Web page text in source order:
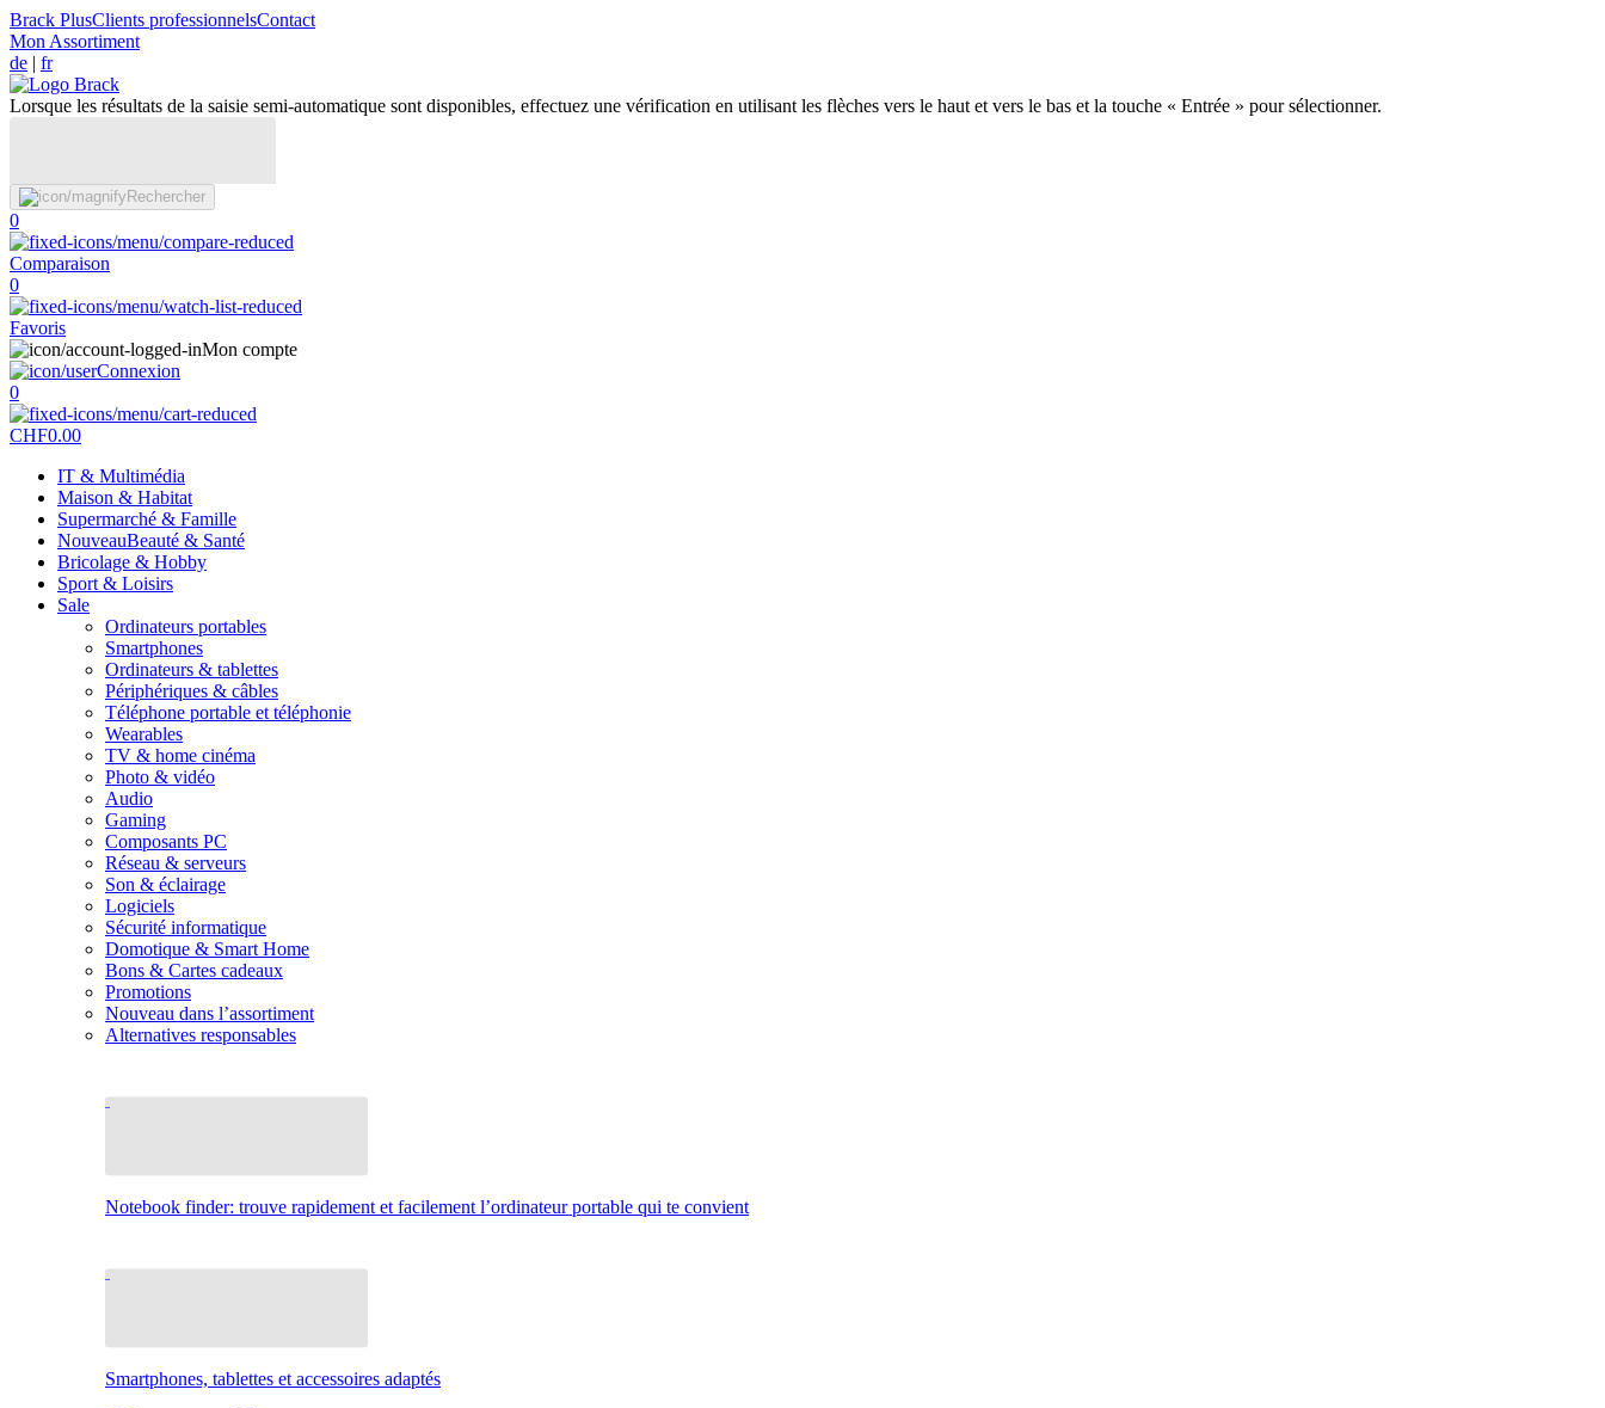
Brack PlusClients professionnelsContact
Mon Assortiment
de | fr
Lorsque les résultats de la saisie semi-automatique sont disponibles, effectuez une vérification en utilisant les flèches vers le haut et vers le bas et la touche « Entrée » pour sélectionner.
Rechercher
0
Comparaison
0
Favoris
Mon compte
Connexion
0
CHF0.00
IT & Multimédia
Maison & Habitat
Supermarché & Famille
NouveauBeauté & Santé
Bricolage & Hobby
Sport & Loisirs
Sale
Ordinateurs portables
Smartphones
Ordinateurs & tablettes
Périphériques & câbles
Téléphone portable et téléphonie
Wearables
TV & home cinéma
Photo & vidéo
Audio
Gaming
Composants PC
Réseau & serveurs
Son & éclairage
Logiciels
Sécurité informatique
Domotique & Smart Home
Bons & Cartes cadeaux
Promotions
Nouveau dans l’assortiment
Alternatives responsables
Notebook finder: trouve rapidement et facilement l’ordinateur portable qui te convient
Smartphones, tablettes et accessoires adaptés